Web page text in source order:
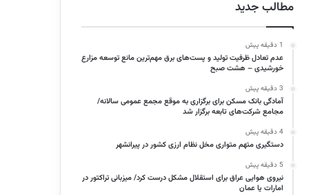
مطالب جدید
1 دقیقه پیش
عدم تعادل ظرفیت تولید و پست‌های برق مهم‌ترین مانع توسعه مزارع
خورشیدی – هشت صبح
3 دقیقه پیش
آمادگی بانک مسکن برای برگزاری به موقع مجمع عمومی سالانه/
مجامع شرکت‌های تابعه برگزار شد
4 دقیقه پیش
دستگیری متهم متواری مخل نظام ارزی کشور در پیرانشهر
5 دقیقه پیش
نیروی هوایی عراق برای استقلال مشکل درست کرد/ میزبانی تراکتور در
امارات یا عمان